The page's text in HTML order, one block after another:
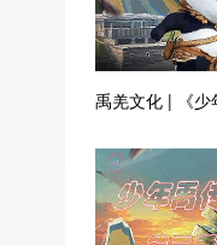
禹羌文化 | 《少年